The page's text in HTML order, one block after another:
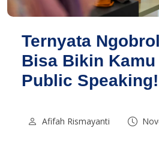
Ternyata
Bisa Bikin Kamu
Public
Afifah Rismayanti